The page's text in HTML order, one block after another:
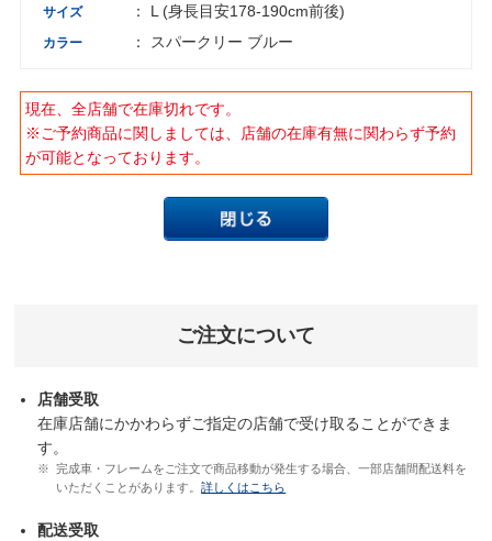
サイズ ： L (身長目安178-190cm前後)
カラー ： スパークリー ブルー
現在、全店舗で在庫切れです。
※ご予約商品に関しましては、店舗の在庫有無に関わらず予約
が可能となっております。
ご注文について
店舗受取
在庫店舗にかかわらずご指定の店舗で受け取ることができま
す。
完成車・フレームをご注文で商品移動が発生する場合、一部店舗間配送料を
いただくことがあります。詳しくはこちら
配送受取